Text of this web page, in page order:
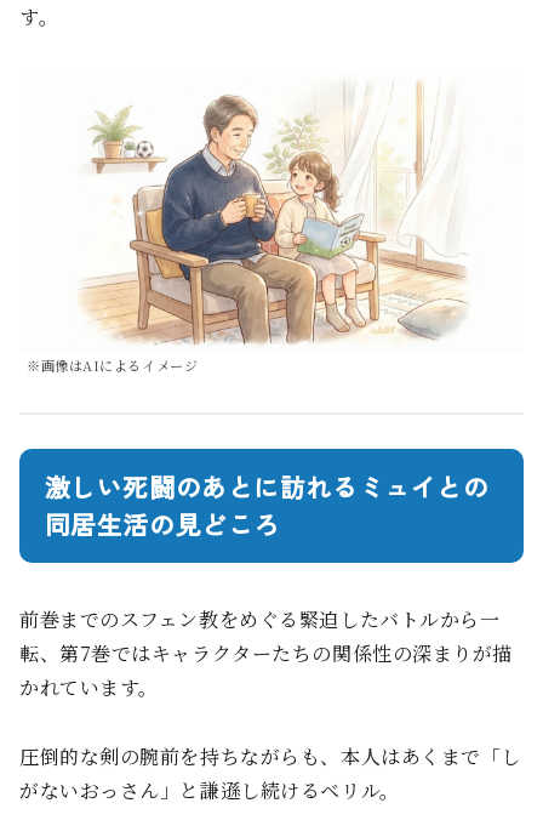
す。
※画像はAIによるイメージ
激しい死闘のあとに訪れるミュイとの
同居生活の見どころ
前巻までのスフェン教をめぐる緊迫したバトルから一
転、第7巻ではキャラクターたちの関係性の深まりが描
かれています。
圧倒的な剣の腕前を持ちながらも、本人はあくまで「し
がないおっさん」と謙遜し続けるベリル。